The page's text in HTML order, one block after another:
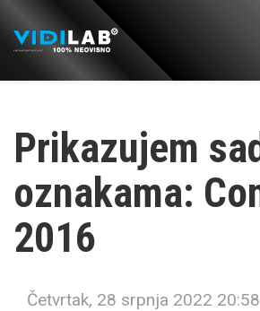
Prikazujem
oznakama:
2016
Četvrtak, 28 srpnja 2022 20:58